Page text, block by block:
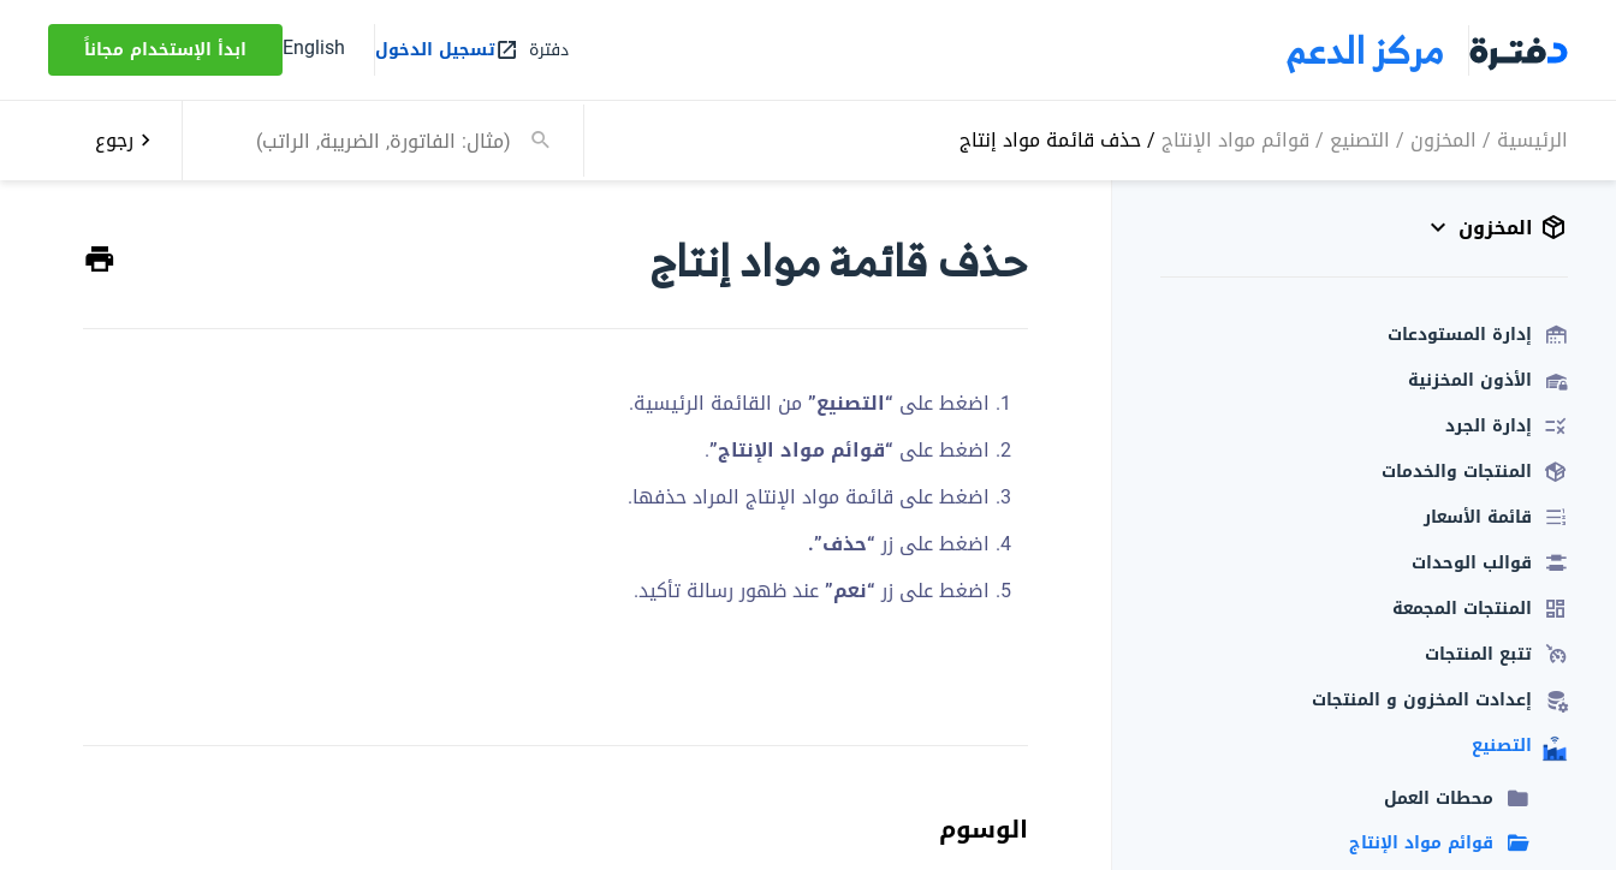
مركز الدعم دفترة تسجيل الدخول English ابدأ الإستخدام مجاناً
الرئيسية / المخزون / التصنيع /قوائم مواد الإنتاج/حذف قائمة مواد إنتاج رجوع
المخزون
إدارة المستودعات
الأذون المخزنية
إدارة الجرد
المنتجات والخدمات
قائمة الأسعار
قوالب الوحدات
المنتجات المجمعة
تتبع المنتجات
إعدادت المخزون و المنتجات
التصنيع
محطات العمل
قوائم مواد الإنتاج
حذف قائمة مواد إنتاج
اضغط على “التصنيع”من القائمة الرئيسية.
اضغط على “قوائم مواد الإنتاج”.
اضغط على قائمة مواد الإنتاج المراد حذفها.
اضغط على زر“حذف”.
اضغط على زر“نعم”عند ظهور رسالة تأكيد.
الوسوم